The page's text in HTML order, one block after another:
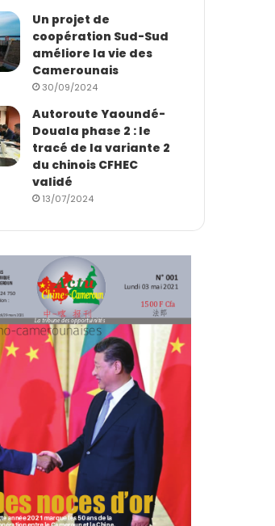
Un projet de
coopération Sud-Sud
améliore la vie des
Camerounais
30/09/2024
Autoroute Yaoundé-
Douala phase 2 : le
tracé de la variante 2
du chinois CFHEC
validé
13/07/2024